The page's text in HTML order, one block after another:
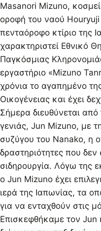
Masanori Mizuno,
οροφή του ναού
πενταόροφο κτίριο της
χαρακτηριστεί Εθνικό
Παγκόσμιας
εργαστήριο «Mizuno
χρόνια το αγαπημένο
Οικογένειας και έχει
Σήμερα διευθύνεται
γενιάς, Jun Mizuno, με
συζύγου του Nanako, η
δραστηριότητες που δεν
σιδηρουργία. Λόγω της
ο Jun Mizuno έχει
ιερά της Ιαπωνίας, τα
για να ενταχθούν στις
Επισκεφθήκαμε τον Jun